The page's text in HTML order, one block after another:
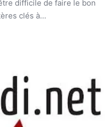
difficile de faire le bon
clés à…